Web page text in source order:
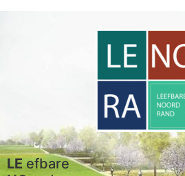
LEefbare